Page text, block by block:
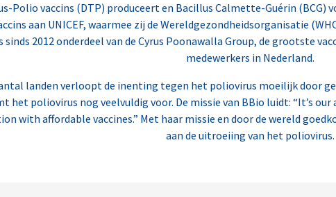
Polio vaccins (DTP) produceert en Bacillus Calmette-Guérin (BCG)
aan UNICEF, waarmee zij de Wereldgezondheidsorganisatie
sinds 2012 onderdeel van de Cyrus Poonawalla Group, de grootste
medewerkers in Nederland.
landen verloopt de inenting tegen het poliovirus moeilijk door
het poliovirus nog veelvuldig voor. De missie van BBio luidt: “It’s
with affordable vaccines.” Met haar missie en door de wereld
aan de uitroeiing van het poliovirus.